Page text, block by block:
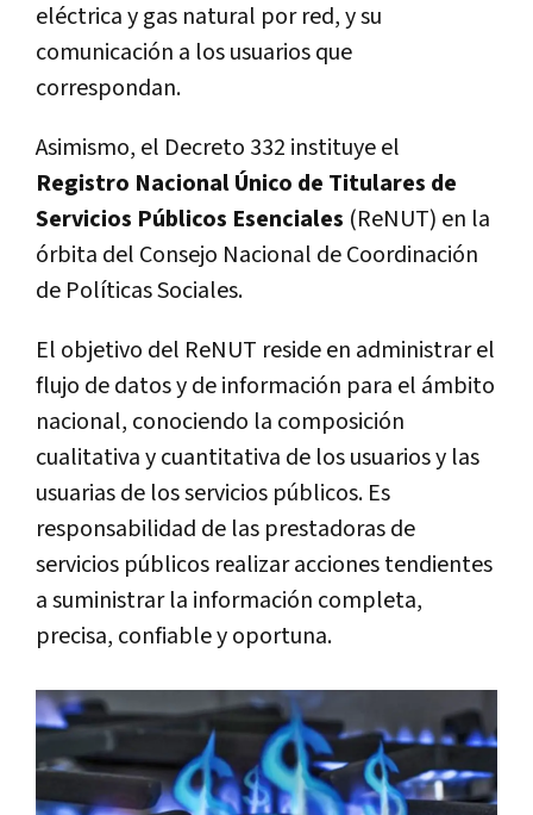
eléctrica y gas natural por red, y su
comunicación a los usuarios que
correspondan.
Asimismo, el Decreto 332 instituye el
Registro Nacional Único de Titulares de
Servicios Públicos Esenciales (ReNUT) en la
órbita del Consejo Nacional de Coordinación
de Políticas Sociales.
El objetivo del ReNUT reside en administrar el
flujo de datos y de información para el ámbito
nacional, conociendo la composición
cualitativa y cuantitativa de los usuarios y las
usuarias de los servicios públicos. Es
responsabilidad de las prestadoras de
servicios públicos realizar acciones tendientes
a suministrar la información completa,
precisa, confiable y oportuna.